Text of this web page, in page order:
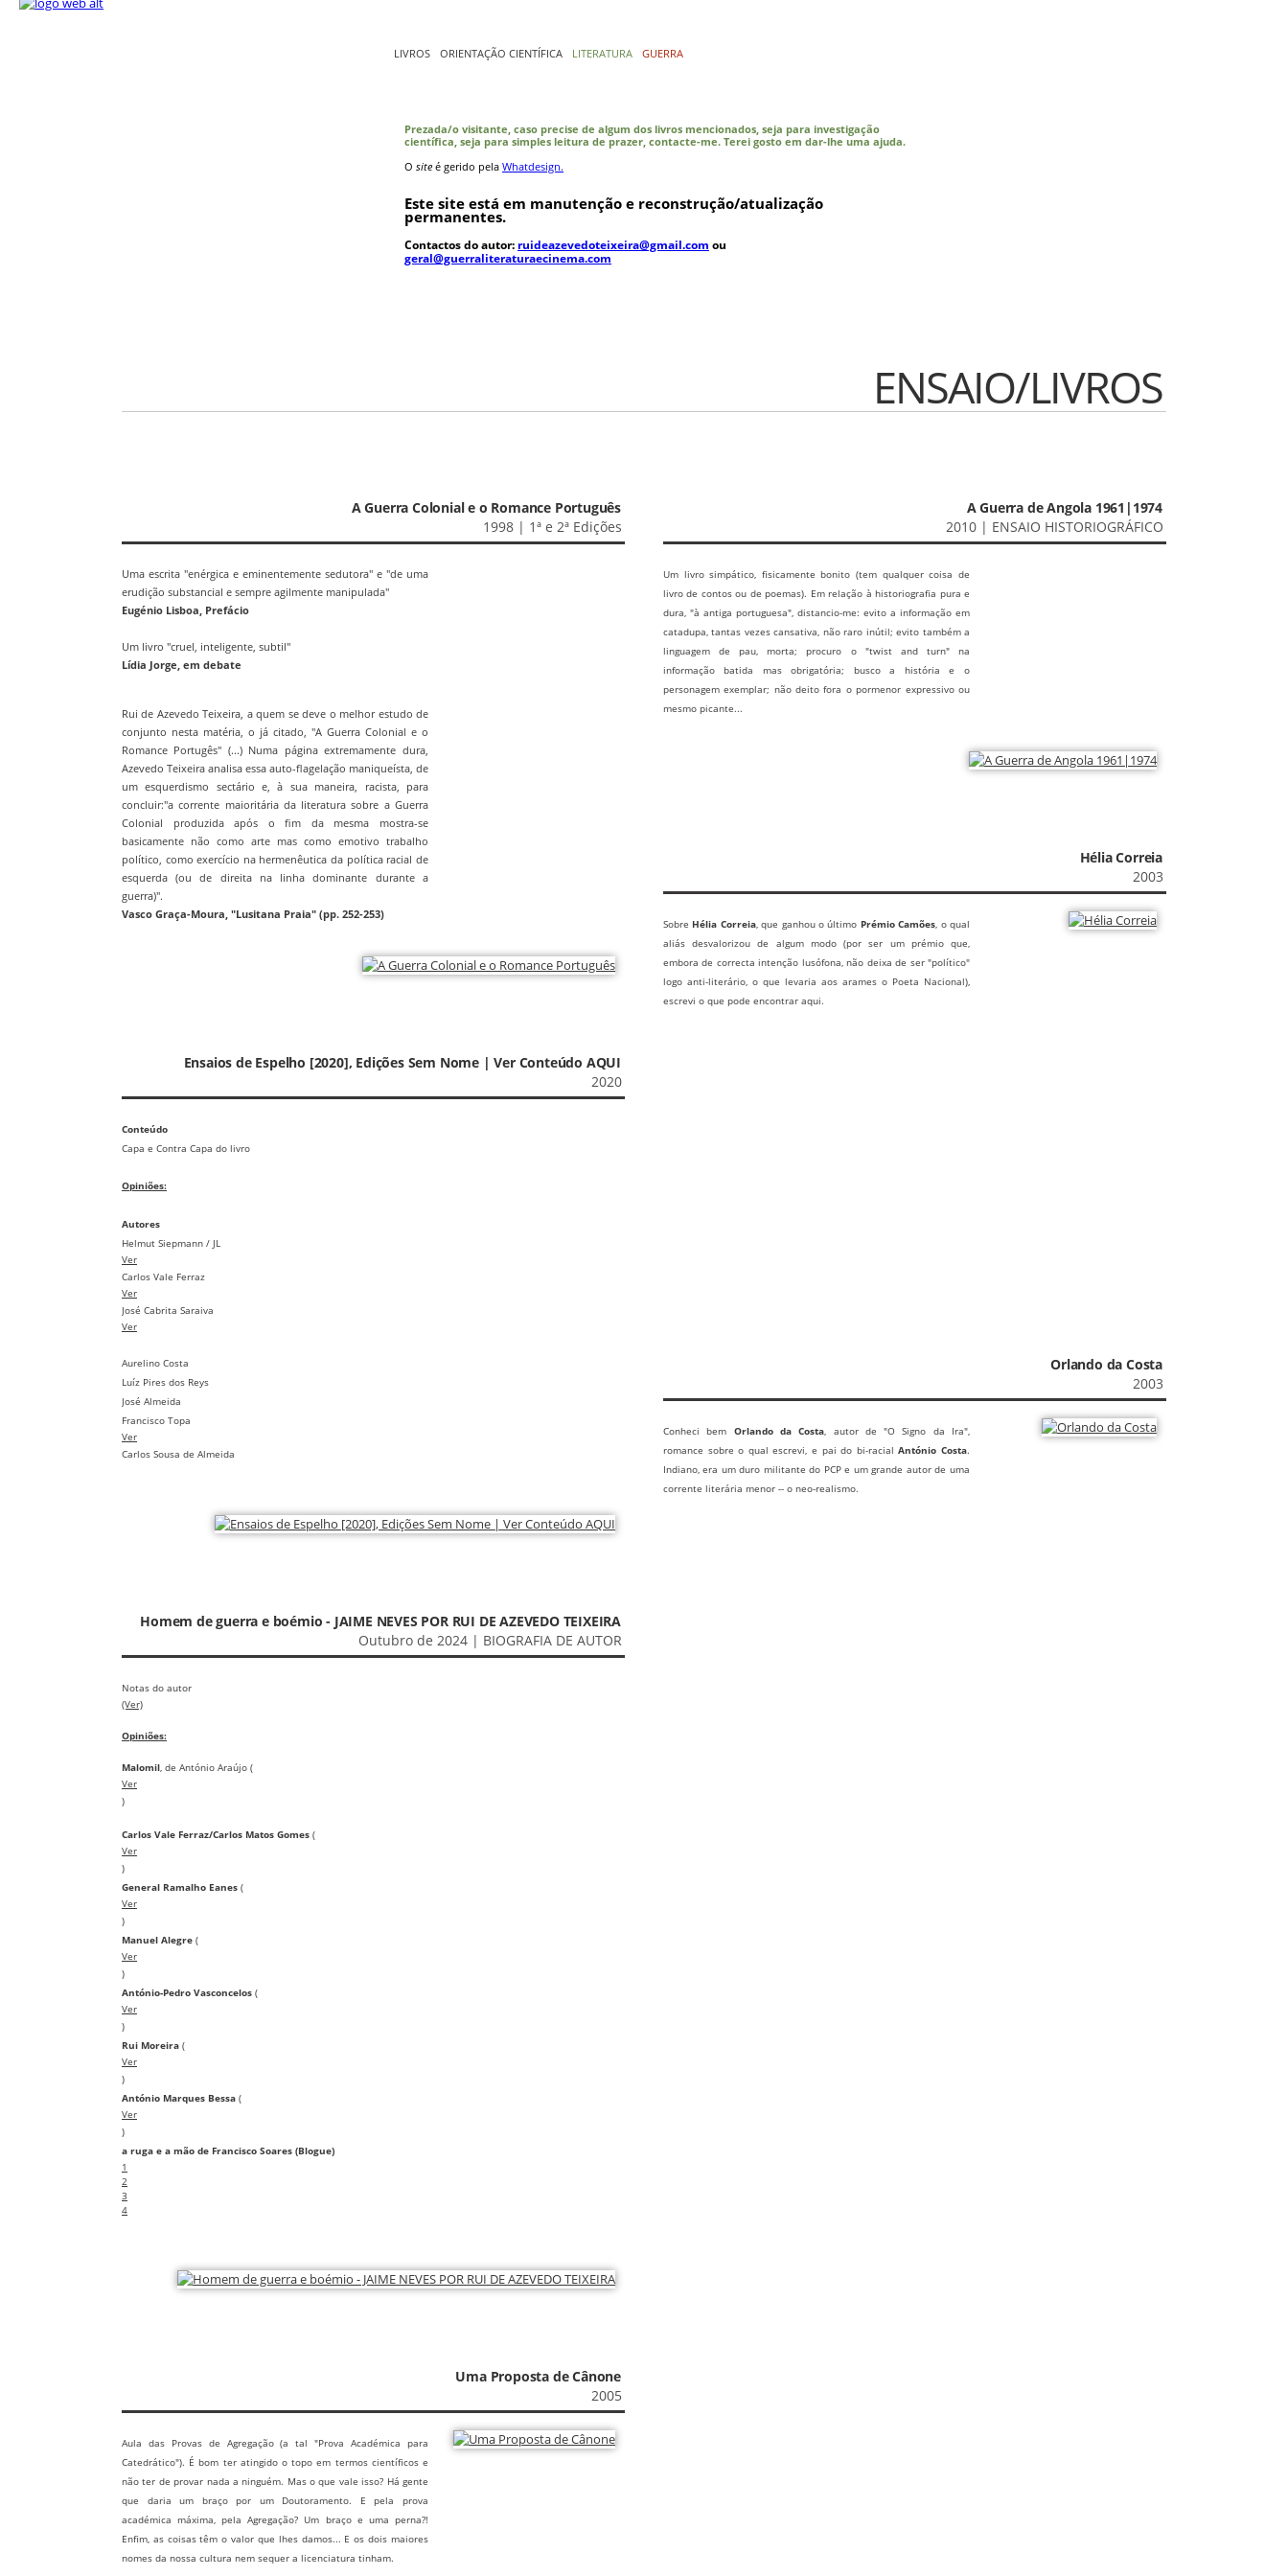
LIVROS ORIENTAÇÃO CIENTÍFICA LITERATURA GUERRA
Prezada/o visitante, caso precise de algum dos livros mencionados, seja para investigação
científica, seja para simples leitura de prazer, contacte-me. Terei gosto em dar-lhe uma ajuda.
O site é gerido pela Whatdesign.
Este site está em manutenção e reconstrução/atualização
permanentes.
Contactos do autor: ruideazevedoteixeira@gmail.com ou
geral@guerraliteraturaecinema.com
ENSAIO/LIVROS
A Guerra Colonial e o Romance Português
1998 | 1ª e 2ª Edições
Uma escrita "enérgica e eminentemente sedutora" e "de uma
erudição substancial e sempre agilmente manipulada"
Eugénio Lisboa, Prefácio
Um livro "cruel, inteligente, subtil"
Lídia Jorge, em debate
Rui de Azevedo Teixeira, a quem se deve o melhor estudo de
conjunto nesta matéria, o já citado, "A Guerra Colonial e o
Romance Portugês" (...) Numa página extremamente dura,
Azevedo Teixeira analisa essa auto-flagelação maniqueísta, de
um esquerdismo sectário e, à sua maneira, racista, para
concluir:"a corrente maioritária da literatura sobre a Guerra
Colonial produzida após o fim da mesma mostra-se
basicamente não como arte mas como emotivo trabalho
político, como exercício na hermenêutica da política racial de
esquerda (ou de direita na linha dominante durante a
guerra)".
Vasco Graça-Moura, "Lusitana Praia" (pp. 252-253)
Ensaios de Espelho [2020], Edições Sem Nome | Ver Conteúdo AQUI
2020
Conteúdo
Capa e Contra Capa do livro
Opiniões:
Autores
Helmut Siepmann / JL
Ver
Carlos Vale Ferraz
Ver
José Cabrita Saraiva
Ver
Aurelino Costa
Luíz Pires dos Reys
José Almeida
Francisco Topa
Ver
Carlos Sousa de Almeida
Homem de guerra e boémio - JAIME NEVES POR RUI DE AZEVEDO TEIXEIRA
Outubro de 2024 | BIOGRAFIA DE AUTOR
Notas do autor
(Ver)
Opiniões:
Malomil, de António Araújo (
Ver
)
Carlos Vale Ferraz/Carlos Matos Gomes (
Ver
)
General Ramalho Eanes (
Ver
)
Manuel Alegre (
Ver
)
António-Pedro Vasconcelos (
Ver
)
Rui Moreira (
Ver
)
António Marques Bessa (
Ver
)
a ruga e a mão de Francisco Soares (Blogue)
1
2
3
4
Uma Proposta de Cânone
2005
Aula das Provas de Agregação (a tal "Prova Académica para
Catedrático"). É bom ter atingido o topo em termos científicos e
não ter de provar nada a ninguém. Mas o que vale isso? Há gente
que daria um braço por um Doutoramento. E pela prova
académica máxima, pela Agregação? Um braço e uma perna?!
Enfim, as coisas têm o valor que lhes damos... E os dois maiores
nomes da nossa cultura nem sequer a licenciatura tinham.
A Guerra de Angola 1961|1974
2010 | ENSAIO HISTORIOGRÁFICO
Um livro simpático, fisicamente bonito (tem qualquer coisa de
livro de contos ou de poemas). Em relação à historiografia pura e
dura, "à antiga portuguesa", distancio-me: evito a informação em
catadupa, tantas vezes cansativa, não raro inútil; evito também a
linguagem de pau, morta; procuro o "twist and turn" na
informação batida mas obrigatória; busco a história e o
personagem exemplar; não deito fora o pormenor expressivo ou
mesmo picante...
Hélia Correia
2003
Sobre Hélia Correia, que ganhou o último Prémio Camões, o qual
aliás desvalorizou de algum modo (por ser um prémio que,
embora de correcta intenção lusófona, não deixa de ser "político"
logo anti-literário, o que levaria aos arames o Poeta Nacional),
escrevi o que pode encontrar aqui.
Orlando da Costa
2003
Conheci bem Orlando da Costa, autor de "O Signo da Ira",
romance sobre o qual escrevi, e pai do bi-racialAntónio Costa.
Indiano, era um duro militante do PCP e um grande autor de uma
corrente literária menor -- o neo-realismo.